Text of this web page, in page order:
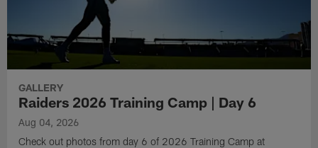
GALLERY
Raiders 2026 Training Camp | Day 6
Aug 04, 2026
Check out photos from day 6 of 2026 Training Camp at